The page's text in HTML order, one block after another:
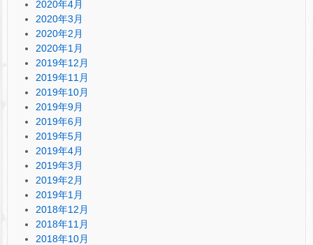
2020年4月
2020年3月
2020年2月
2020年1月
2019年12月
2019年11月
2019年10月
2019年9月
2019年6月
2019年5月
2019年4月
2019年3月
2019年2月
2019年1月
2018年12月
2018年11月
2018年10月